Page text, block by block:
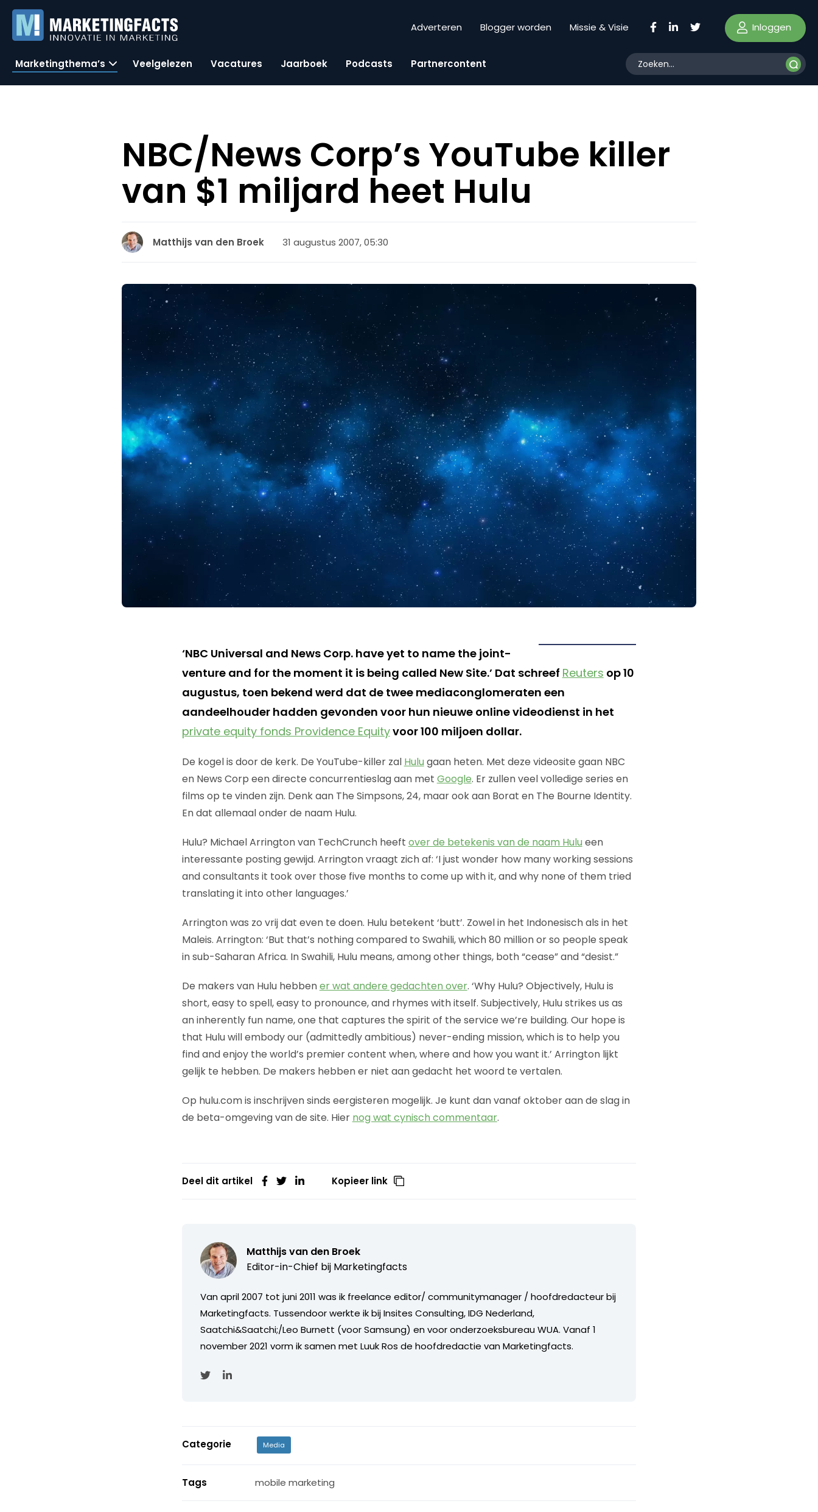
Adverteren Blogger worden Missie & Visie Inloggen
Marketingthema’s Veelgelezen Vacatures Jaarboek Podcasts Partnercontent
NBC/News Corp’s YouTube killer
van $1 miljard heet Hulu
Matthijs van den Broek 31 augustus 2007, 05:30
‘NBC Universal and News Corp. have yet to name the joint-
venture and for the moment it is being called New Site.’ Dat schreef Reuters op 10
augustus, toen bekend werd dat de twee mediaconglomeraten een
aandeelhouder hadden gevonden voor hun nieuwe online videodienst in het
private equity fonds Providence Equityvoor 100 miljoen dollar.
De kogel is door de kerk. De YouTube-killer zal Hulu gaan heten. Met deze videosite gaan NBC
en News Corp een directe concurrentieslag aan met Google. Er zullen veel volledige series en
films op te vinden zijn. Denk aan The Simpsons, 24, maar ook aan Borat en The Bourne Identity.
En dat allemaal onder de naam Hulu.
Hulu? Michael Arrington van TechCrunch heeft over de betekenis van de naam Hulu een
interessante posting gewijd. Arrington vraagt zich af: ‘I just wonder how many working sessions
and consultants it took over those five months to come up with it, and why none of them tried
translating it into other languages.’
Arrington was zo vrij dat even te doen. Hulu betekent ‘butt’. Zowel in het Indonesisch als in het
Maleis. Arrington: ‘But that’s nothing compared to Swahili, which 80 million or so people speak
in sub-Saharan Africa. In Swahili, Hulu means, among other things, both “cease” and “desist.”
De makers van Hulu hebbener wat andere gedachten over. ‘Why Hulu? Objectively, Hulu is
short, easy to spell, easy to pronounce, and rhymes with itself. Subjectively, Hulu strikes us as
an inherently fun name, one that captures the spirit of the service we’re building. Our hope is
that Hulu will embody our (admittedly ambitious) never-ending mission, which is to help you
find and enjoy the world’s premier content when, where and how you want it.’ Arrington lijkt
gelijk te hebben. De makers hebben er niet aan gedacht het woord te vertalen.
Op hulu.com is inschrijven sinds eergisteren mogelijk. Je kunt dan vanaf oktober aan de slag in
de beta-omgeving van de site. Hier nog wat cynisch commentaar.
Deel dit artikel Kopieer link
Matthijs van den Broek
Editor-in-Chief bij Marketingfacts
Van april 2007 tot juni 2011 was ik freelance editor/ communitymanager / hoofdredacteur bij
Marketingfacts. Tussendoor werkte ik bij Insites Consulting, IDG Nederland,
Saatchi&Saatchi;/Leo Burnett (voor Samsung) en voor onderzoeksbureau WUA. Vanaf 1
november 2021 vorm ik samen met Luuk Ros de hoofdredactie van Marketingfacts.
Categorie Media
Tags mobile marketing